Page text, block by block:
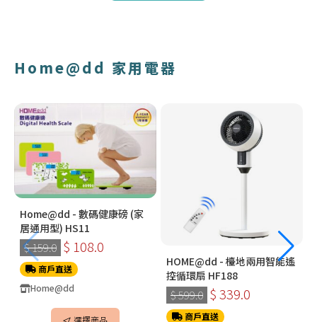
Home@dd 家用電器
Home@dd - 數碼健康磅 (家
居通用型) HS11
$ 159.0 $ 108.0
商戶直送
Home@dd
HOME@dd - 檯地兩用智能遙
控循環扇 HF188
$ 599.0 $ 339.0
商戶直送